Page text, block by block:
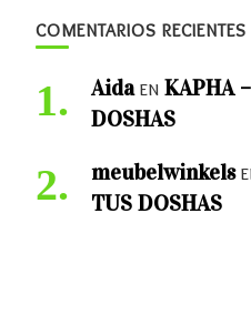
COMENTARIOS RECIENTES
Aidaen KAPHA
DOSHAS
meubelwinkels
TUS DOSHAS